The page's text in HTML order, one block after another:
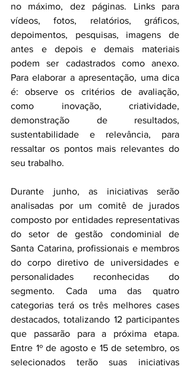
no máximo, dez páginas. Links para
vídeos, fotos, relatórios, gráficos,
depoimentos, pesquisas, imagens de
antes e depois e demais materiais
podem ser cadastrados como anexo.
Para elaborar a apresentação, uma dica
é: observe os critérios de avaliação,
como inovação, criatividade,
demonstração de resultados,
sustentabilidade e relevância, para
ressaltar os pontos mais relevantes do
seu trabalho.
Durante junho, as iniciativas serão
analisadas por um comitê de jurados
composto por entidades representativas
do setor de gestão condominial de
Santa Catarina, profissionais e membros
do corpo diretivo de universidades e
personalidades reconhecidas do
segmento. Cada uma das quatro
categorias terá os três melhores cases
destacados, totalizando 12 participantes
que passarão para a próxima etapa.
Entre 1º de agosto e 15 de setembro, os
selecionados terão suas iniciativas